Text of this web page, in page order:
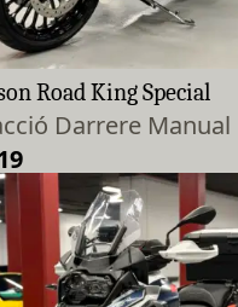
Road King Special
Darrere Manual